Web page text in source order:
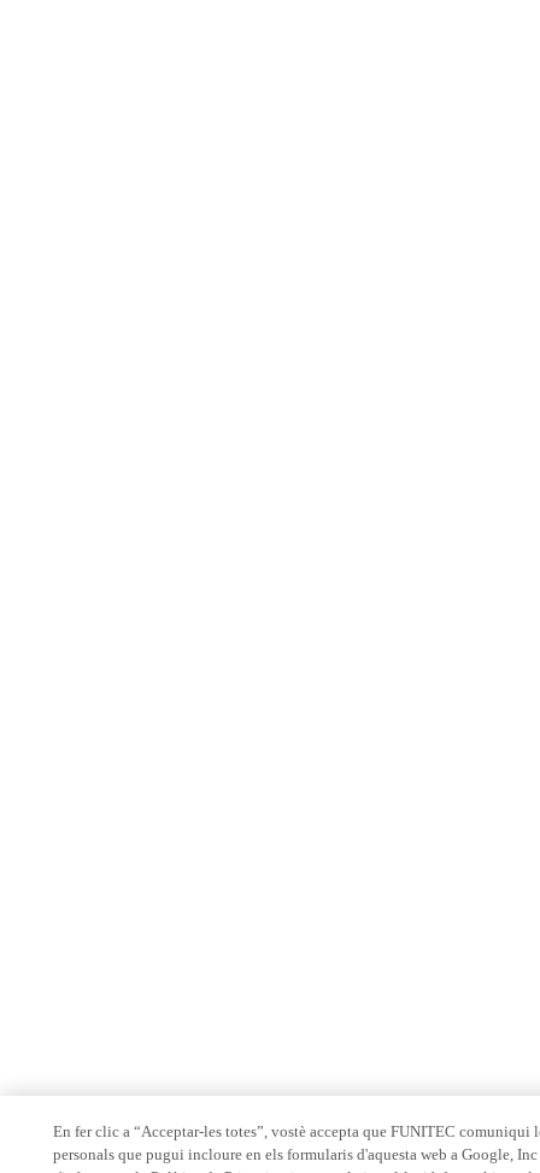
En fer clic a “Acceptar-les totes”, vostè accepta que FUNITEC comuniqui
personals que pugui incloure en els formularis d'aquesta web a Google, Inc